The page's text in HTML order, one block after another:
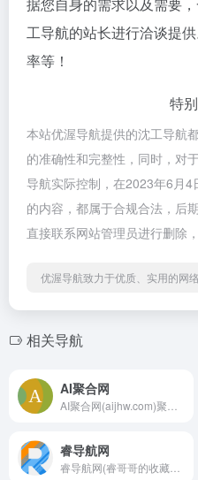
工导航的站长进行洽谈提
率等！
特
本站优渥导航提供的沈工导航
的准确性和完整性，同时，对
导航实际控制，在2023年6月
的内容，都属于合规合法，后
直接联系网站管理员进行删除
优渥导航致力于优质、实用的网
相关导航
AI聚合网
睿导航网